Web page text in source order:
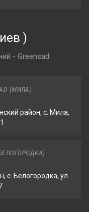
)
- Greensad
(МИЛА)
район, с. Мила,
с. Белогородка, ул.